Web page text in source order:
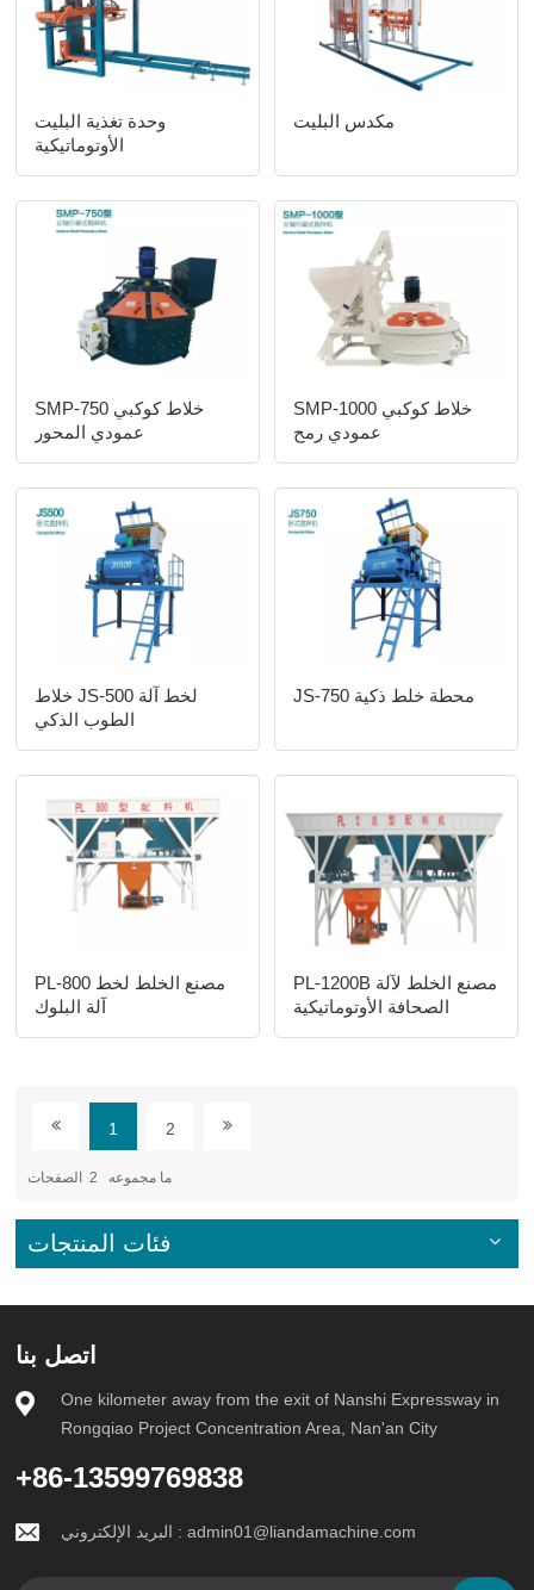
وحدة تغذية البليت
الأوتوماتيكية
مكدس البليت
SMP-750 خلاط كوكبي
عمودي المحور
SMP-1000 خلاط كوكبي
عمودي رمح
خلاط JS-500 لخط آلة
الطوب الذكي
JS-750 محطة خلط ذكية
PL-800 مصنع الخلط لخط
آلة البلوك
PL-1200B مصنع الخلط لآلة
الصحافة الأوتوماتيكية
1 2
ما مجموعه 2 الصفحات
فئات المنتجات
اتصل بنا
One kilometer away from the exit of Nanshi Expressway in
Rongqiao Project Concentration Area, Nan'an City
+86-13599769838
البريد الإلكتروني :admin01@liandamachine.com